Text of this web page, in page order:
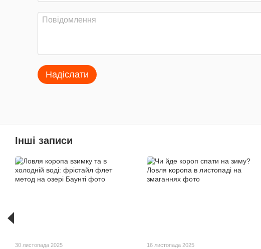
Надіслати
Інші записи
30 листопада 2025 16 листопада 2025